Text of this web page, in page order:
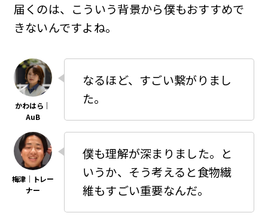
届くのは、こういう背景から僕もおすすめで
きないんですよね。
なるほど、すごい繋がりまし
た。
僕も理解が深まりました。と
いうか、そう考えると食物繊
維もすごい重要なんだ。